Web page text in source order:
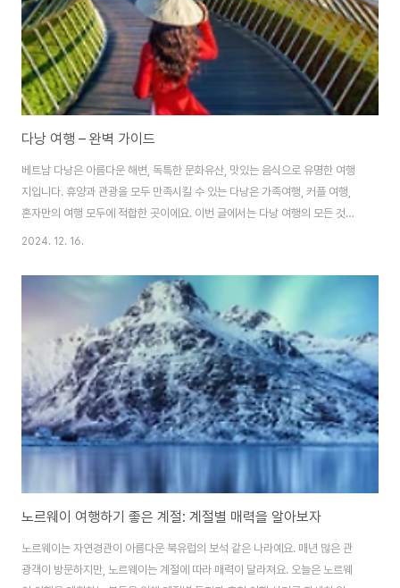
다낭 여행 – 완벽 가이드
베트남 다낭은 아름다운 해변, 독특한 문화유산, 맛있는 음식으로 유명한 여행
지입니다. 휴양과 관광을 모두 만족시킬 수 있는 다낭은 가족여행, 커플 여행,
혼자만의 여행 모두에 적합한 곳이에요. 이번 글에서는 다낭 여행의 모든 것을
알려드릴게요. 준비물부터 추천 여행 코스까지, 이 글 하나로 완벽 정리해드립
에 위치하며, 하노이와 호치민의 중간 지점.특징:고운 백사장과 맑은 바다를 자
랑하는 해안 도시.세계적인 관광지인 호이안, 바나힐과 인접.연중 따뜻한 기후
로 사계절 여행 가능.다낭 여행의 매력휴양과 관광의 조화:마이케 해변에서의
여유로운 시간과 바나힐의 액티비티를 동시에 즐길 수 있어요.합리적인 비용:
숙박, 음식, 교통비가 비..
2024. 12. 16.
노르웨이 여행하기 좋은 계절: 계절별 매력을 알아보자
노르웨이는 자연경관이 아름다운 북유럽의 보석 같은 나라예요. 매년 많은 관
광객이 방문하지만, 노르웨이는 계절에 따라 매력이 달라져요. 오늘은 노르웨